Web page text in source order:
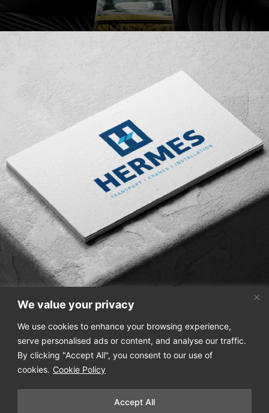
We value your privacy
We use cookies to enhance your browsing experience,
serve personalised ads or content, and analyse our traffic.
By clicking "Accept All", you consent to our use of
cookies. Cookie Policy
Accept All
Κάντε εγγραφή στο newsletter μας για να μαθαίνετε τα
τελευταία νέα μας!